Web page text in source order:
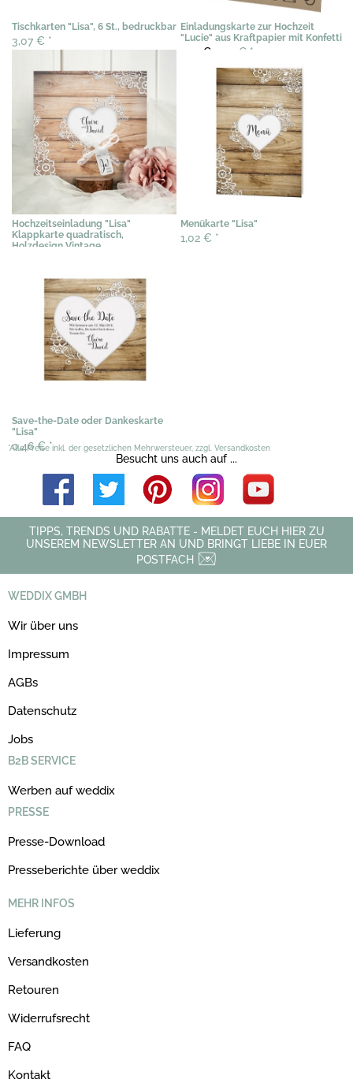
Tischkarten "Lisa", 6 St., bedruckbar
3,07 € *
Einladungskarte zur Hochzeit
"Lucie" aus Kraftpapier mit Konfetti
2,91 € 2,39 € *
Hochzeitseinladung "Lisa"
Klappkarte quadratisch,
Holzdesign Vintage
Menükarte "Lisa"
1,02 € *
Save-the-Date oder Dankeskarte
"Lisa"
0,46 €*
*Alle Preise inkl. der gesetzlichen Mehrwersteuer, zzgl. Versandkosten
Besucht uns auch auf ...
TIPPS, TRENDS UND RABATTE - MELDET EUCH HIER ZU
UNSEREM NEWSLETTER AN UND BRINGT LIEBE IN EUER
POSTFACH
WEDDIX GMBH
Wir über uns
Impressum
AGBs
Datenschutz
Jobs
B2B SERVICE
Werben auf weddix
PRESSE
Presse-Download
Presseberichte über weddix
MEHR INFOS
Lieferung
Versandkosten
Retouren
Widerrufsrecht
FAQ
Kontakt